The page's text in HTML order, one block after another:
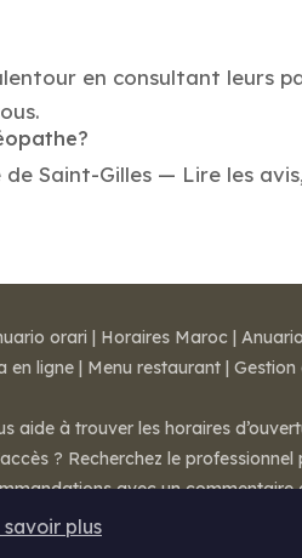
en consultant leurs
Saint-Gilles — Lire les
savoir plus
orari | Horaires Maroc |
en ligne | Menu restaurant | Gestion
aide à trouver les horaires
? Recherchez le
avec un commentaire